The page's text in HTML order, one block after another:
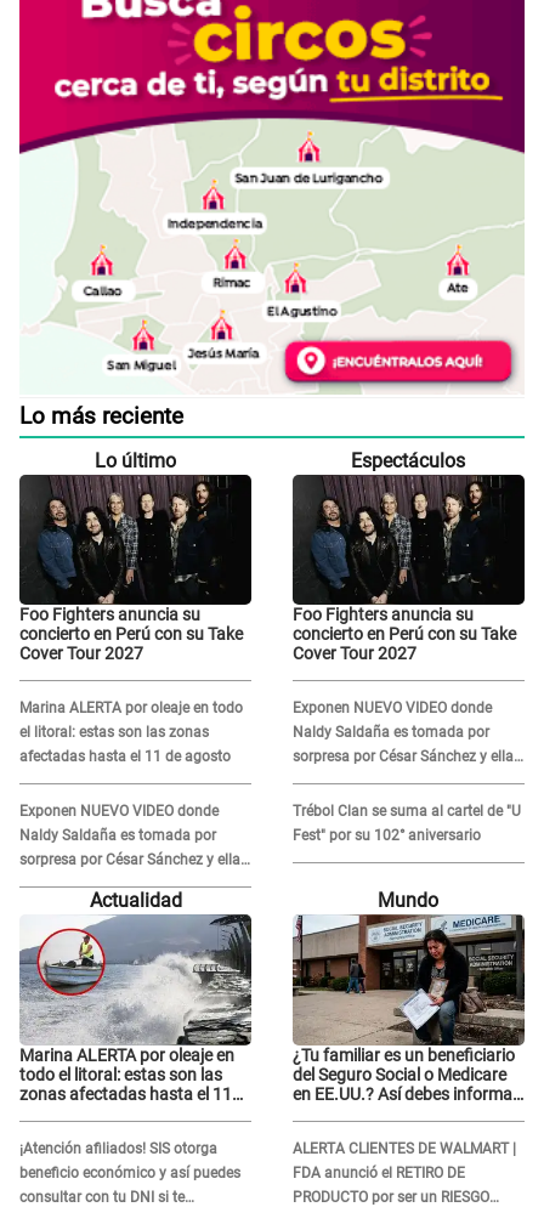
Lo más reciente
Lo último
Foo Fighters anuncia su
concierto en Perú con su Take
Cover Tour 2027
Marina ALERTA por oleaje en todo
el litoral: estas son las zonas
afectadas hasta el 11 de agosto
Exponen NUEVO VIDEO donde
Naldy Saldaña es tomada por
sorpresa por César Sánchez y ella
evidencia su REACCIÓN: Le agarró
Espectáculos
Foo Fighters anuncia su
concierto en Perú con su Take
Cover Tour 2027
Exponen NUEVO VIDEO donde
Naldy Saldaña es tomada por
sorpresa por César Sánchez y ella
evidencia su REACCIÓN: Le agarró
la mano
Trébol Clan se suma al cartel de "U
Fest" por su 102° aniversario
Actualidad
Marina ALERTA por oleaje en
todo el litoral: estas son las
zonas afectadas hasta el 11
¡Atención afiliados! SIS otorga
beneficio económico y así puedes
consultar con tu DNI si te
Mundo
¿Tu familiar es un beneficiario
del Seguro Social o Medicare
en EE.UU.? Así debes informar
ALERTA CLIENTES DE WALMART |
FDA anunció el RETIRO DE
PRODUCTO por ser un RIESGO